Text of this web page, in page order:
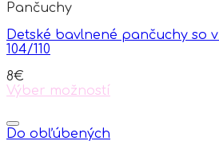
Pančuchy
Detské bavlnené pančuchy so
104/110
8€
Výber možností
product
has
Do obľúbených